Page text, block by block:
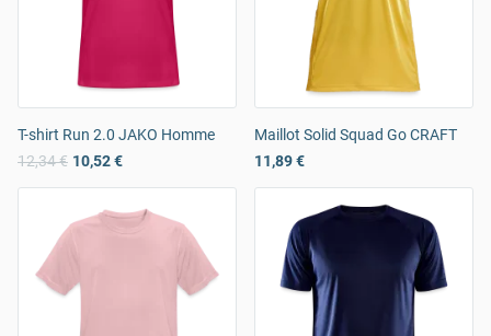
T-shirt Run 2.0 JAKO Homme
12,34 € 10,52 €
Maillot Solid Squad Go CRAFT
11,89 €